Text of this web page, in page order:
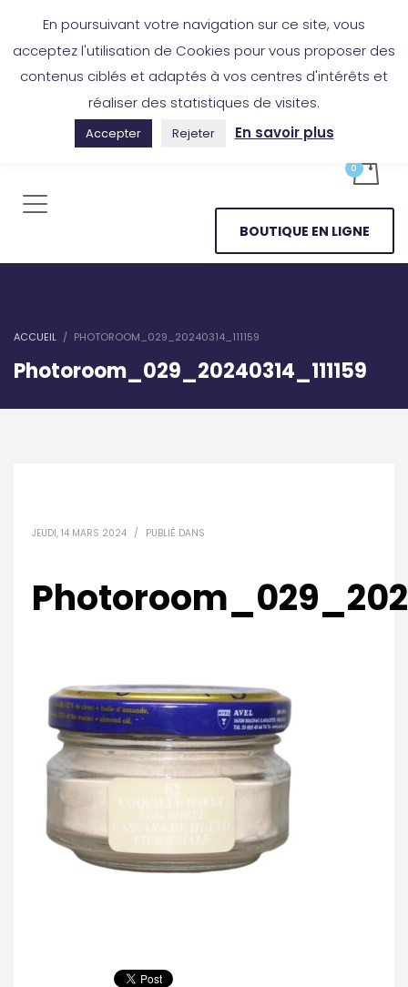
BOUTIQUE EN LIGNE
ACCUEIL PHOTOROOM_029_20240314_111159
Photoroom_029_20240314_111159
JEUDI, 14 MARS 2024 / PUBLIÉ DANS
En poursuivant votre navigation sur ce site, vous
acceptez l'utilisation de Cookies pour vous proposer des
contenus ciblés et adaptés à vos centres d'intérêts et
réaliser des statistiques de visites.
Accepter Rejeter En savoir plus